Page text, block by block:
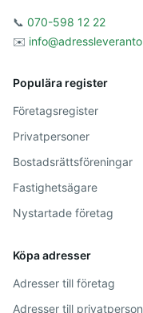
📞 070-598 12 22
✉️
Populära register
Företagsregister
Privatpersoner
Bostadsrättsföreningar
Fastighetsägare
Nystartade företag
Köpa adresser
Adresser till företag
Adresser till